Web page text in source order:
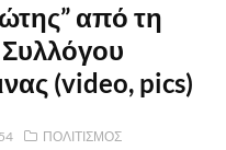
από τη
(video, pics)
ΠΟΛΙΤΙΣΜΟΣ